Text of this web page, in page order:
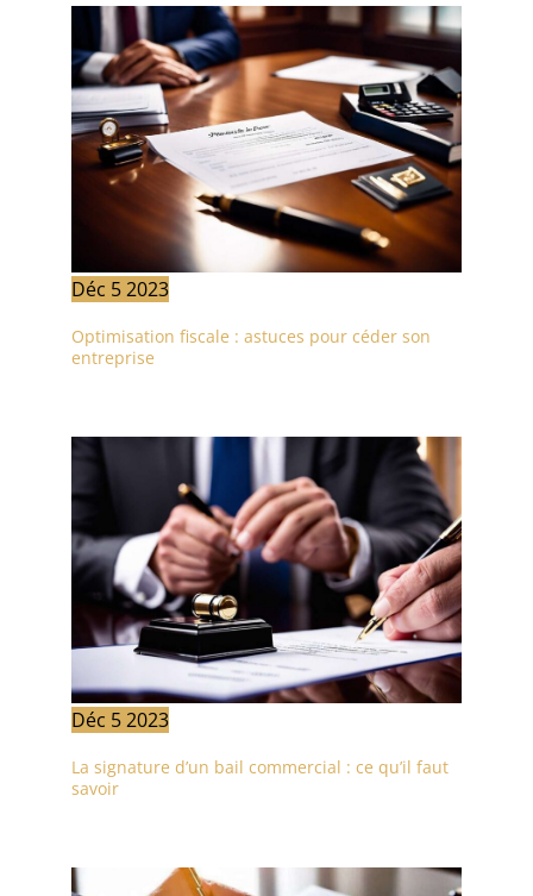
Déc 52023
Optimisation fiscale : astuces pour céder son
entreprise
Déc 52023
La signature d’un bail commercial : ce qu’il faut
savoir